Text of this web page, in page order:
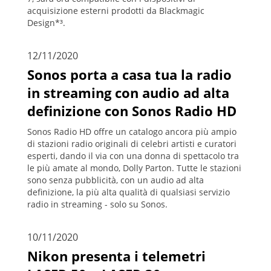
acquisizione esterni prodotti da Blackmagic
Design*³.
12/11/2020
Sonos porta a casa tua la radio
in streaming con audio ad alta
definizione con Sonos Radio HD
Sonos Radio HD offre un catalogo ancora più ampio
di stazioni radio originali di celebri artisti e curatori
esperti, dando il via con una donna di spettacolo tra
le più amate al mondo, Dolly Parton. Tutte le stazioni
sono senza pubblicità, con un audio ad alta
definizione, la più alta qualità di qualsiasi servizio
radio in streaming - solo su Sonos.
10/11/2020
Nikon presenta i telemetri